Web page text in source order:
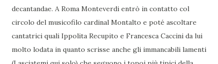
decantandae. A Roma Monteverdi entrò in contatto col
circolo del musicofilo cardinal Montalto e poté ascoltare
cantatrici quali Ippolita Recupito e Francesca Caccini da lui
molto lodata in quanto scrisse anche gli immancabili lamenti